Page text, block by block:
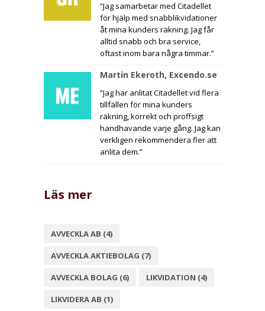
”Jag samarbetar med Citadellet
för hjälp med snabblikvidationer
åt mina kunders räkning. Jag får
alltid snabb och bra service,
oftast inom bara några timmar.”
Martin Ekeroth, Excendo.se
”Jag har anlitat Citadellet vid flera
tillfällen för mina kunders
räkning, korrekt och proffsigt
handhavande varje gång. Jag kan
verkligen rekommendera fler att
anlita dem.”
Läs mer
AVVECKLA AB (4)
AVVECKLA AKTIEBOLAG (7)
AVVECKLA BOLAG (6) LIKVIDATION (4)
LIKVIDERA AB (1)